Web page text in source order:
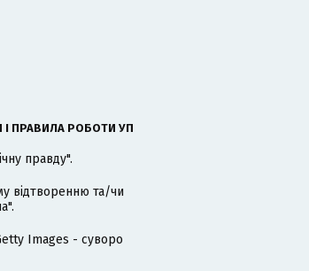
ПРАВИЛА РОБОТИ УП
правду".
відтворенню та/чи
Images - суворо